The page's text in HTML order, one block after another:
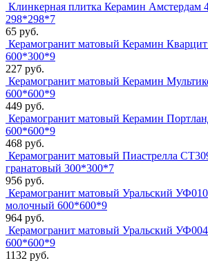
Клинкерная плитка Керамин Амстердам
298*298*7
65 руб.
Керамогранит матовый Керамин
600*300*9
227 руб.
Керамогранит матовый Керамин
600*600*9
449 руб.
Керамогранит матовый Керамин
600*600*9
468 руб.
Керамогранит матовый Пиастрелла
гранатовый 300*300*7
956 руб.
Керамогранит матовый Уральский
молочный 600*600*9
964 руб.
Керамогранит матовый Уральский
600*600*9
1132 руб.